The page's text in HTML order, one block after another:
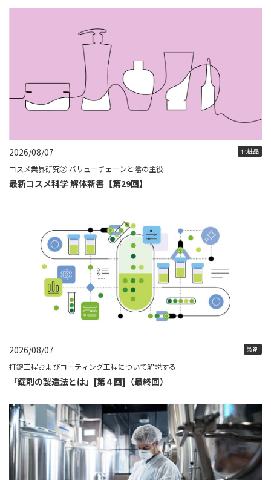
2026/08/07 化粧品
コスメ業界研究② バリューチェーンと陰の主役
最新コスメ科学 解体新書【第29回】
2026/08/07 製剤
打錠工程およびコーティング工程について解説する
「錠剤の製造法とは」[第４回]（最終回）